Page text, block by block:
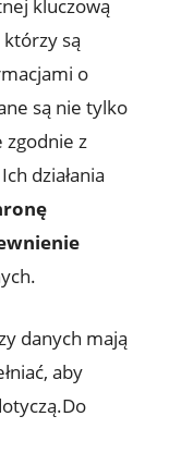
kluczową
są
o
są nie tylko
zgodnie z
działania
danych mają
aby